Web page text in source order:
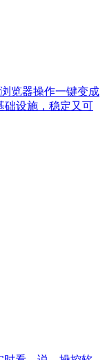
览器操作一键变成
础设施，稳定又可